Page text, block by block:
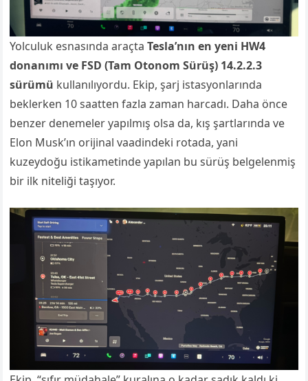
Yolculuk esnasında araçtaTesla’nın en yeni HW4
donanımı ve FSD (Tam Otonom Sürüş) 14.2.2.3
sürümü kullanılıyordu. Ekip, şarj istasyonlarında
beklerken 10 saatten fazla zaman harcadı. Daha önce
benzer denemeler yapılmış olsa da, kış şartlarında ve
Elon Musk’ın orijinal vaadindeki rotada, yani
kuzeydoğu istikametinde yapılan bu sürüş belgelenmiş
bir ilk niteliği taşıyor.